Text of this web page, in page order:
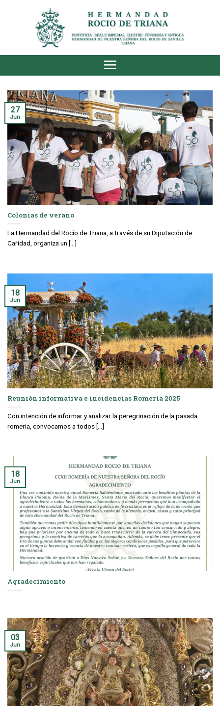
Colonias de verano
La Hermandad del Rocío de Triana, a través de su Diputación de
Caridad, organiza un [...]
27
Jun
Reunión informativa e incidencias Romería 2025
Con intención de informar y analizar la peregrinación de la pasada
romería, convocamos a todos [...]
18
Jun
Agradecimiento
18
Jun
03
Jun